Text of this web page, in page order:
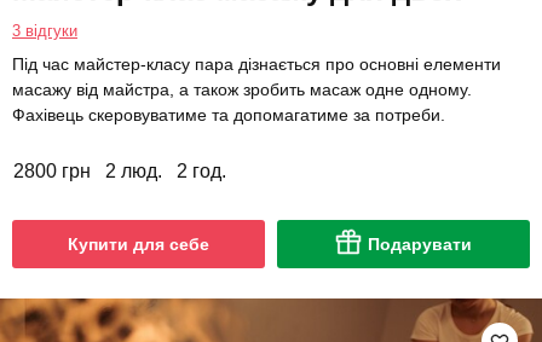
3 відгуки
Під час майстер-класу пара дізнається про основні елементи
масажу від майстра, а також зробить масаж одне одному.
Фахівець скеровуватиме та допомагатиме за потреби.
2800 грн 2 люд. 2 год.
Купити для себе Подарувати